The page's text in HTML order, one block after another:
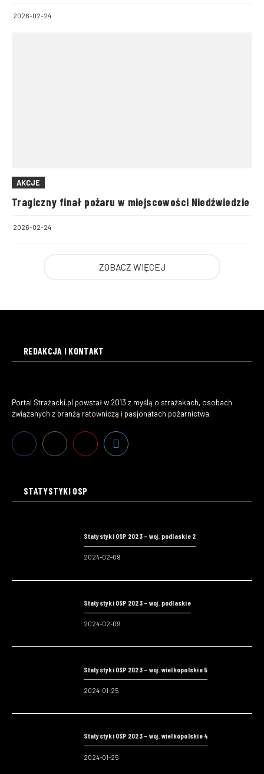
2026-02-24
AKCJE
Tragiczny finał pożaru w miejscowości Niedźwiedzie
2026-02-24
ZOBACZ WIĘCEJ
REDAKCJA I KONTAKT
Portal Strażacki.pl powstał w 2013 z myślą o strażakach, osobach
związanych z branżą ratowniczą i pasjonatach pożarnictwa.
STATYSTYKI OSP
Statystyki OSP 2023 – woj. podlaskie 2
2024-02-09
Statystyki OSP 2023 – woj. podlaskie
2024-02-09
Statystyki OSP 2023 – woj. wielkopolskie 5
2024-01-25
Statystyki OSP 2023 – woj. wielkopolskie 4
2024-01-25